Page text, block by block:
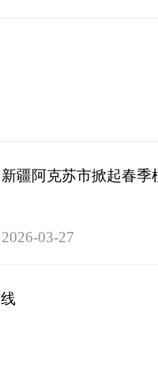
新疆阿克苏市掀起春季
2026-03-27